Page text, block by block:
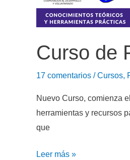
Curso de
17 comentarios /Cursos,
Nuevo Curso, comienza
herramientas y recursos
que
Curso
Leer más »